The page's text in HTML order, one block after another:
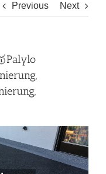
Previous Next